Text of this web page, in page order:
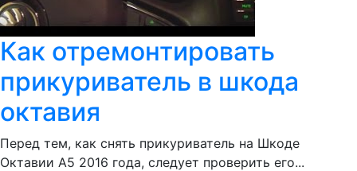
Как отремонтировать
прикуриватель в шкода
октавия
Перед тем, как снять прикуриватель на Шкоде
Октавии А5 2016 года, следует проверить его...